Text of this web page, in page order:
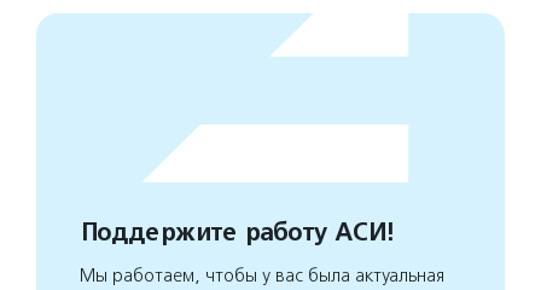
Поддержите работу АСИ!
Мы работаем, чтобы у вас была актуальная